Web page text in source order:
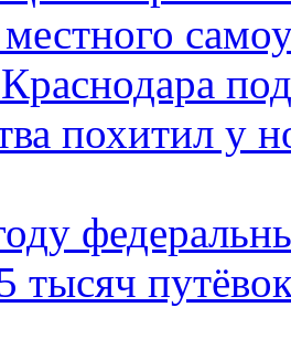
похитил у
тысяч